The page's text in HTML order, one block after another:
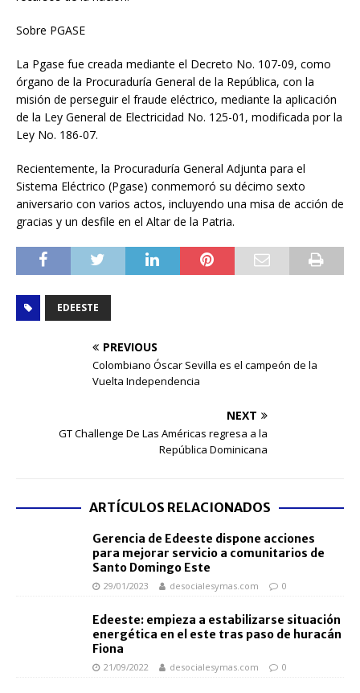
Sobre PGASE
La Pgase fue creada mediante el Decreto No. 107-09, como
órgano de la Procuraduría General de la República, con la
misión de perseguir el fraude eléctrico, mediante la aplicación
de la Ley General de Electricidad No. 125-01, modificada por la
Ley No. 186-07.
Recientemente, la Procuraduría General Adjunta para el
Sistema Eléctrico (Pgase) conmemoró su décimo sexto
aniversario con varios actos, incluyendo una misa de acción de
gracias y un desfile en el Altar de la Patria.
EDEESTE
PREVIOUS
Colombiano Óscar Sevilla es el campeón de la
Vuelta Independencia
NEXT
GT Challenge De Las Américas regresa a la
República Dominicana
ARTÍCULOS RELACIONADOS
Gerencia de Edeeste dispone acciones
para mejorar servicio a comunitarios de
Santo Domingo Este
29/01/2023 desocialesymas.com 0
Edeeste: empieza a estabilizarse situación
energética en el este tras paso de huracán
Fiona
21/09/2022 desocialesymas.com 0